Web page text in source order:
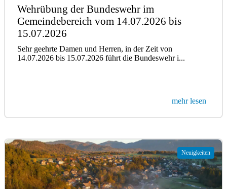
Wehrübung der Bundeswehr im
Gemeindebereich vom 14.07.2026 bis
15.07.2026
Sehr geehrte Damen und Herren, in der Zeit von
14.07.2026 bis 15.07.2026 führt die Bundeswehr i...
mehr lesen
Neuigkeiten